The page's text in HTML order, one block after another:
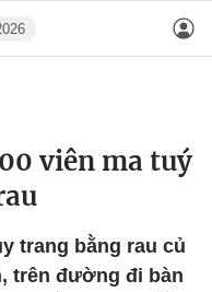
viên ma tuý
trang bằng rau củ
trên đường đi bàn